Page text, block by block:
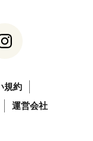
規約
運営会社